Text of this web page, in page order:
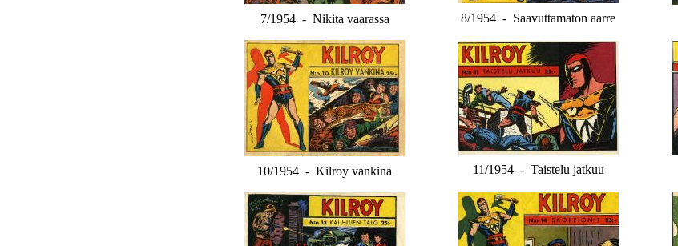
7/1954 - Nikita vaarassa 8/1954 - Saavuttamaton aarre
10/1954 - Kilroy vankina 11/1954 - Taistelu jatkuu